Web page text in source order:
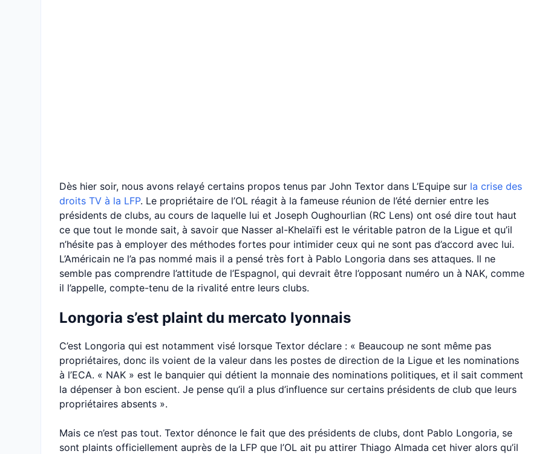
Dès hier soir, nous avons relayé certains propos tenus par John Textor dans L’Equipe sur la crise des
droits TV à la LFP. Le propriétaire de l’OL réagit à la fameuse réunion de l’été dernier entre les
présidents de clubs, au cours de laquelle lui et Joseph Oughourlian (RC Lens) ont osé dire tout haut
ce que tout le monde sait, à savoir que Nasser al-Khelaïfi est le véritable patron de la Ligue et qu’il
n’hésite pas à employer des méthodes fortes pour intimider ceux qui ne sont pas d’accord avec lui.
L’Américain ne l’a pas nommé mais il a pensé très fort à Pablo Longoria dans ses attaques. Il ne
semble pas comprendre l’attitude de l’Espagnol, qui devrait être l’opposant numéro un à NAK, comme
il l’appelle, compte-tenu de la rivalité entre leurs clubs.
Longoria s’est plaint du mercato lyonnais
C’est Longoria qui est notamment visé lorsque Textor déclare : « Beaucoup ne sont même pas
propriétaires, donc ils voient de la valeur dans les postes de direction de la Ligue et les nominations
à l’ECA. « NAK » est le banquier qui détient la monnaie des nominations politiques, et il sait comment
la dépenser à bon escient. Je pense qu’il a plus d’influence sur certains présidents de club que leurs
propriétaires absents ».
Mais ce n’est pas tout. Textor dénonce le fait que des présidents de clubs, dont Pablo Longoria, se
sont plaints officiellement auprès de la LFP que l’OL ait pu attirer Thiago Almada cet hiver alors qu’il